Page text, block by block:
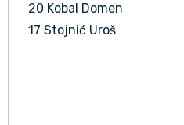
20 Kobal Domen
17 Stojnić Uroš